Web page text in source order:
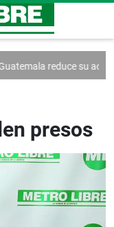
reduce su
presos